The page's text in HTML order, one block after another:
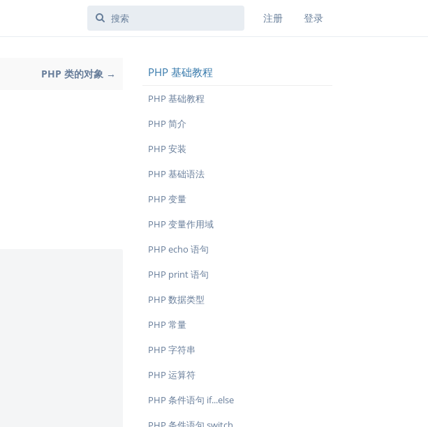
注册 登录
PHP 类的对象 → PHP 基础教程
PHP 基础教程
PHP 简介
PHP 安装
PHP 基础语法
PHP 变量
PHP 变量作用域
PHP echo 语句
PHP print 语句
PHP 数据类型
PHP 常量
PHP 字符串
PHP 运算符
PHP 条件语句 if...else